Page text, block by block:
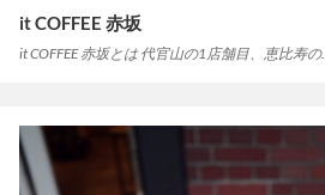
it COFFEE 赤坂
it COFFEE 赤坂とは 代官山の1店舗目、恵比寿の…